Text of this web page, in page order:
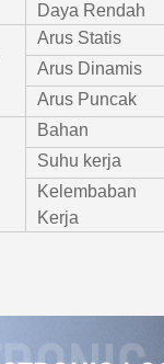
Daya Rendah
Arus Statis
Arus Dinamis
Arus Puncak
Bahan
Suhu kerja
Kelembaban
Kerja